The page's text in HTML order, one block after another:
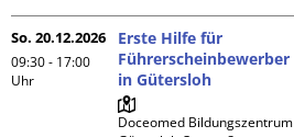
So. 20.12.2026
09:30 - 17:00
Uhr
Erste Hilfe für
Führerscheinbewerber
in Gütersloh
Doceomed Bildungszentrum